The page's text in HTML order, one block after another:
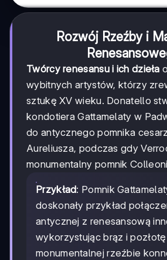
Rozwój Rzeźby i
Twórcy renesansu i ich dzieła
wybitnych artystów, którzy
sztukę XV wieku. Donatello
kondotiera Gattamelaty w
do antycznego pomnika
Aureliusza, podczas gdy
monumentalny pomnik
Przykład: Pomnik
doskonały przykład
antycznej z renesansową
wykorzystując brąz i
monumentalnej rzeźbie